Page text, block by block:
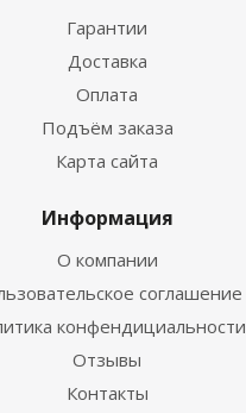
Гарантии
Доставка
Оплата
Подъём заказа
Карта сайта
Информация
О компании
соглашение
конфендициальности
Отзывы
Контакты